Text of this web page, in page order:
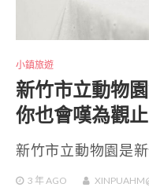
小鎮旅遊
新竹市立動物
你也會嘆為觀
新竹市立動物園是
3 年 AGO